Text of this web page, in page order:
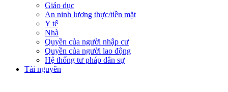
Giáo dục
An ninh lương thực/tiền mặt
Y tế
Nhà
Quyền của người nhập cư
Quyền của người lao động
Hệ thống tư pháp dân sự
Tài nguyên